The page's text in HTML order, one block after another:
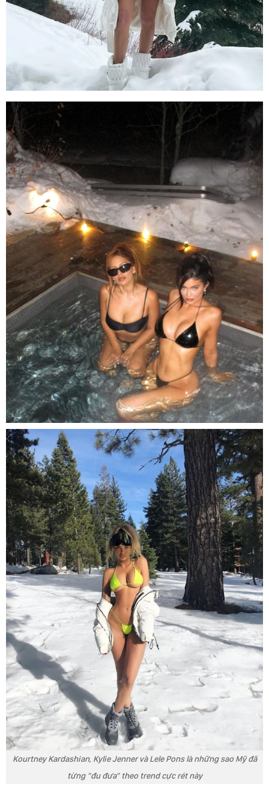
Kourtney Kardashian, Kylie Jenner và Lele Pons là những sao Mỹ đã
từng "đu đưa" theo trend cực rét này